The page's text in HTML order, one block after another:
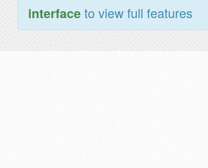
interfaceto view full features